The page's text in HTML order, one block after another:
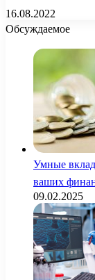
16.08.2022
Обсуждаемое
Умные
ваших
09.02.2025